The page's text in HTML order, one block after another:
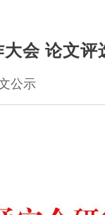
会 论文评
公示